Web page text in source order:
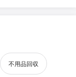
不用品回収